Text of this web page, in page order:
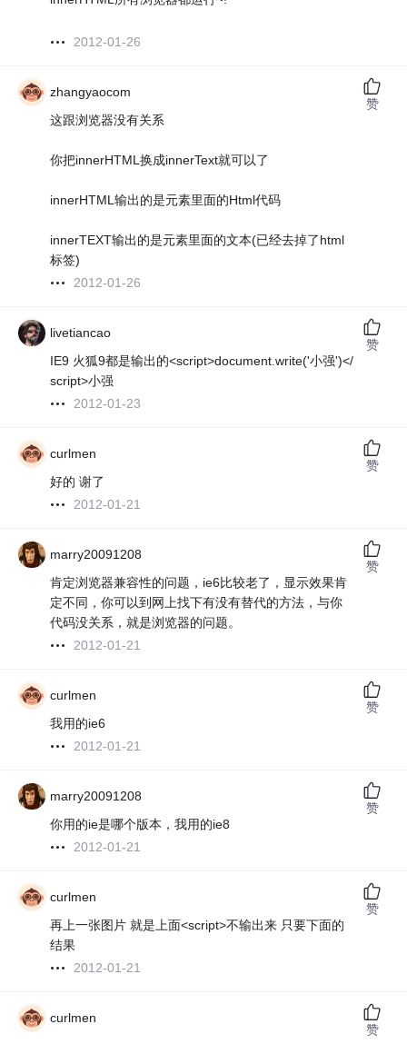
2012-01-26
zhangyaocom
这跟浏览器没有关系
你把innerHTML换成innerText就可以了
innerHTML输出的是元素里面的Html代码
innerTEXT输出的是元素里面的文本(已经去掉了html
标签)
2012-01-26
赞
livetiancao
IE9 火狐9都是输出的<script>document.write('小强')</
script>小强
2012-01-23
赞
curlmen
好的 谢了
2012-01-21
赞
marry20091208
肯定浏览器兼容性的问题，ie6比较老了，显示效果肯
定不同，你可以到网上找下有没有替代的方法，与你
代码没关系，就是浏览器的问题。
2012-01-21
赞
curlmen
我用的ie6
2012-01-21
赞
marry20091208
你用的ie是哪个版本，我用的ie8
2012-01-21
赞
curlmen
再上一张图片 就是上面<script>不输出来 只要下面的
结果
2012-01-21
赞
curlmen
赞